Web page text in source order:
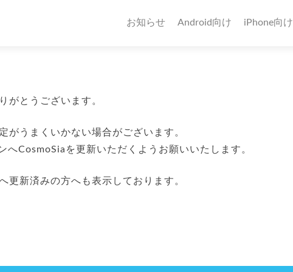
お知らせ Android向け iPhone向け
がとうございます。
がうまくいかない場合がございます。
CosmoSiaを更新いただくようお願いいたします。
新済みの方へも表示しております。